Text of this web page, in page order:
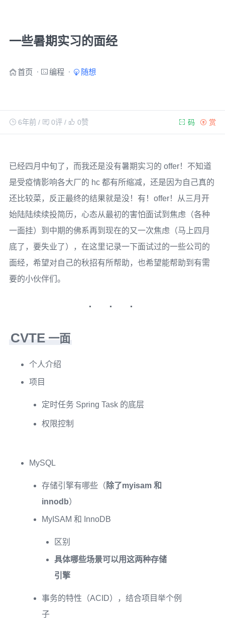
一些暑期实习的面经
首页 编程 随想
6年前/ 0评/ 0赞 赏
码
已经四月中旬了，而我还是没有暑期实习的 offer！不知道
是受疫情影响各大厂的 hc 都有所缩减，还是因为自己真的
还比较菜，反正最终的结果就是没！有！offer！从三月开
始陆陆续续投简历，心态从最初的害怕面试到焦虑（各种
一面挂）到中期的佛系再到现在的又一次焦虑（马上四月
底了，要失业了），在这里记录一下面试过的一些公司的
面经，希望对自己的秋招有所帮助，也希望能帮助到有需
要的小伙伴们。
CVTE 一面
个人介绍
项目
定时任务 Spring Task 的底层
权限控制
MySQL
存储引擎有哪些（ 除了myisam 和
innodb）
MyISAM 和 InnoDB
区别
具体哪些场景可以用这两种存储
引擎
事务的特性（ACID），结合项目举个例
子